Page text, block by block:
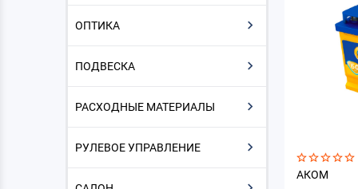
ОПТИКА
ПОДВЕСКА
РАСХОДНЫЕ МАТЕРИАЛЫ
РУЛЕВОЕ УПРАВЛЕНИЕ
АКОМ